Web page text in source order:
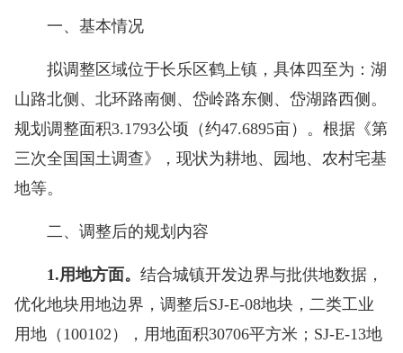
一、基本情况
拟调整区域位于长乐区鹤上镇，具体四至为：湖
山路北侧、北环路南侧、岱岭路东侧、岱湖路西侧。
规划调整面积3.1793公顷（约47.6895亩）。根据《第
三次全国国土调查》，现状为耕地、园地、农村宅基
地等。
二、调整后的规划内容
1.用地方面。 结合城镇开发边界与批供地数据，
优化地块用地边界，调整后SJ-E-08地块，二类工业
用地（100102），用地面积30706平方米；SJ-E-13地